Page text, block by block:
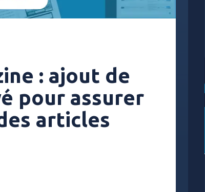
: ajout de
pour assurer
articles